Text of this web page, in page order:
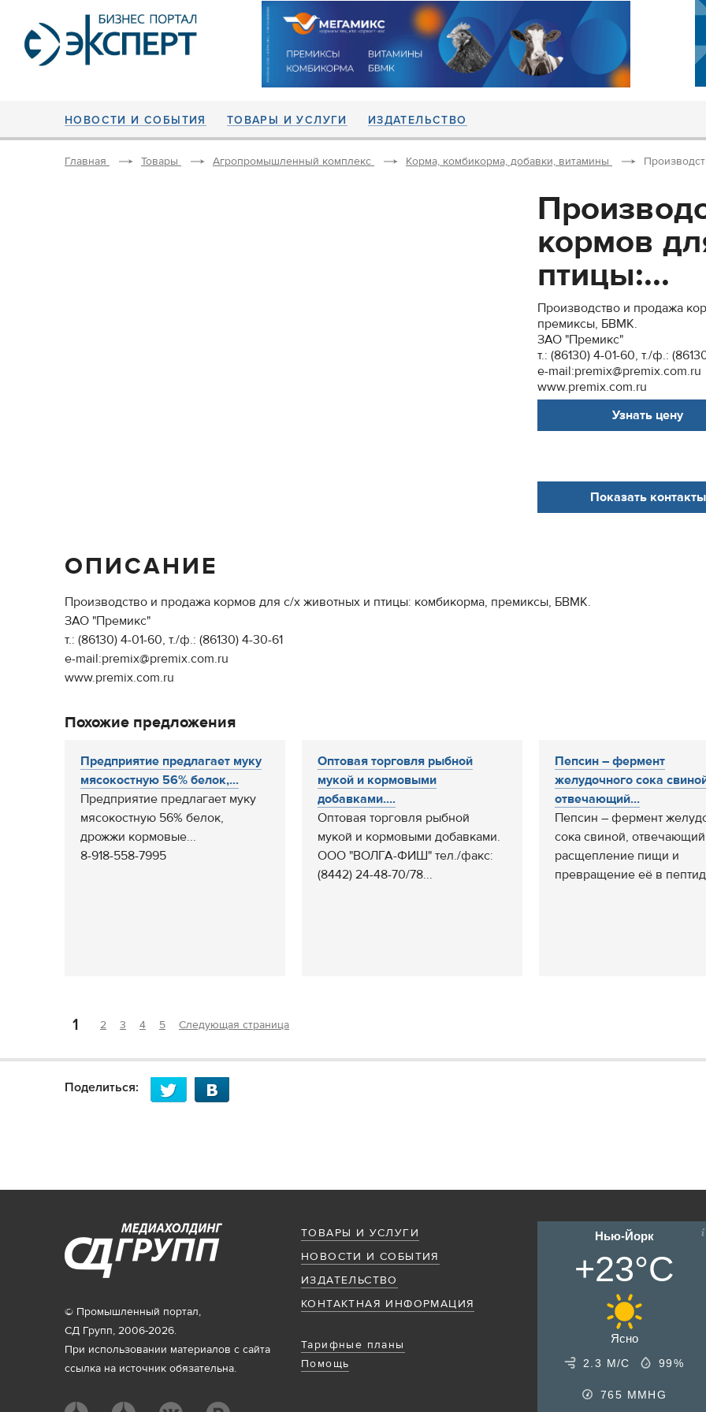
НОВОСТИ И СОБЫТИЯ ТОВАРЫ И УСЛУГИ ИЗДАТЕЛЬСТВО
Главная Товары Агропромышленный комплекс Корма, комбикорма, добавки, витамины
кормов
птицы:...
Производство и продажа
премиксы, БВМК.
ЗАО "Премикс"
т.: (86130) 4-01-60, т./ф.:
e-mail:premix@premix.com.ru
www.premix.com.ru
Узнать цену
Показать контакты
ОПИСАНИЕ
Производство и продажа кормов для с/х животных и птицы: комбикорма, премиксы, БВМК.
ЗАО "Премикс"
т.: (86130) 4-01-60, т./ф.: (86130) 4-30-61
e-mail:premix@premix.com.ru
www.premix.com.ru
Похожие предложения
Предприятие предлагает муку
мясокостную 56% белок,...
Предприятие предлагает муку
мясокостную 56% белок,
дрожжи кормовые...
8-918-558-7995
Оптовая торговля рыбной
мукой и кормовыми
добавками....
Оптовая торговля рыбной
мукой и кормовыми добавками.
ООО "ВОЛГА-ФИШ" тел./факс:
(8442) 24-48-70/78...
Пепсин – фермент
желудочного сока
отвечающий...
Пепсин – фермент
сока свиной,
расщепление пищи и
превращение её в
1 2 3 4 5 Следующая страница
Поделиться:
ТОВАРЫ И УСЛУГИ
НОВОСТИ И СОБЫТИЯ
ИЗДАТЕЛЬСТВО
КОНТАКТНАЯ ИНФОРМАЦИЯ
Тарифные планы
Помощь
© Промышленный портал,
СД Групп, 2006-2026.
При использовании материалов с сайта
ссылка на источник обязательна.
Нью-Йорк
+23°C
Ясно
2.3 М/С 99%
765 MMHG